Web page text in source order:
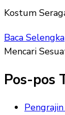
Kostum
Baca
Mencari
Pos-pos